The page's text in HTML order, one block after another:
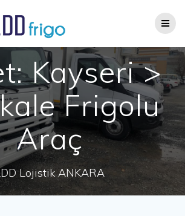
content
Kayseri >
Frigolu
Araç
Lojistik ANKARA